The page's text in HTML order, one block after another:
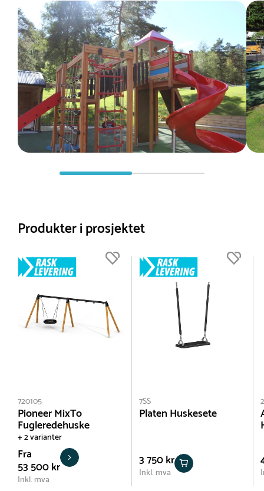
Produkter i prosjektet
720105
Pioneer MixTo
Fugleredehuske
+ 2 varianter
Fra
53 500 kr
Inkl. mva
7SS
Platen Huskesete
3 750 kr
Inkl. mva